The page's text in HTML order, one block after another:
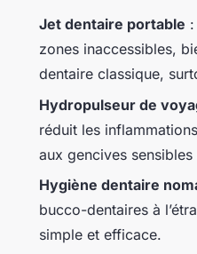
Jet dentaire portable
zones inaccessibles,
dentaire classique,
Hydropulseur de
réduit les
aux gencives
Hygiène dentaire
bucco-dentaires à
simple et efficace.